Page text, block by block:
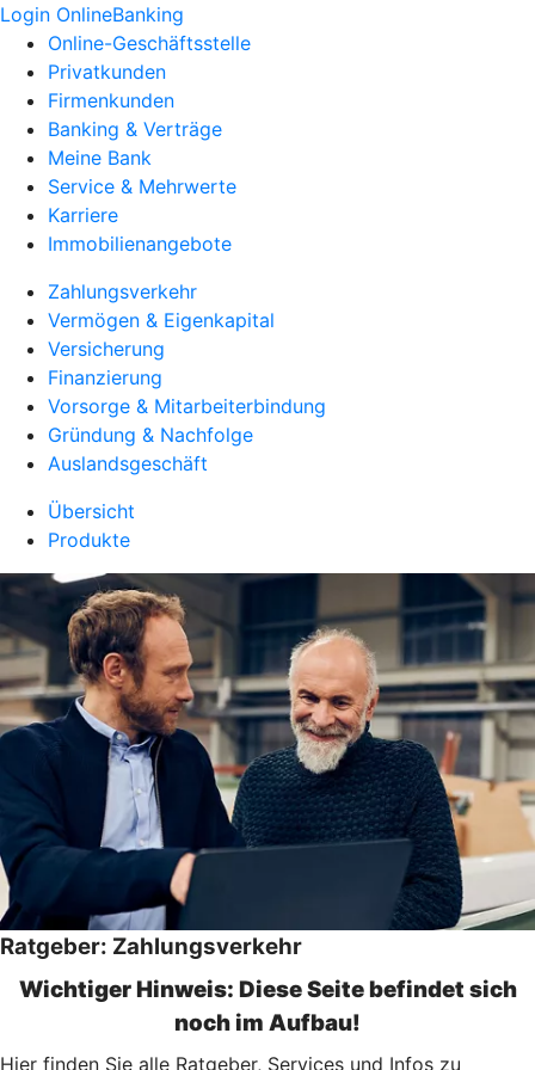
Login OnlineBanking
Online-Geschäftsstelle
Privatkunden
Firmenkunden
Banking & Verträge
Meine Bank
Service & Mehrwerte
Karriere
Immobilienangebote
Zahlungsverkehr
Vermögen & Eigenkapital
Versicherung
Finanzierung
Vorsorge & Mitarbeiterbindung
Gründung & Nachfolge
Auslandsgeschäft
Übersicht
Produkte
Ratgeber: Zahlungsverkehr
Wichtiger Hinweis: Diese Seite befindet sich
noch im Aufbau!
Hier finden Sie alle Ratgeber, Services und Infos zu